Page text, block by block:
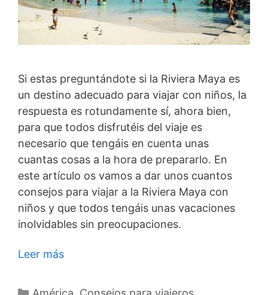
Si estas preguntándote si la Riviera Maya es
un destino adecuado para viajar con niños, la
respuesta es rotundamente sí, ahora bien,
para que todos disfrutéis del viaje es
necesario que tengáis en cuenta unas
cuantas cosas a la hora de prepararlo. En
este artículo os vamos a dar unos cuantos
consejos para viajar a la Riviera Maya con
niños y que todos tengáis unas vacaciones
inolvidables sin preocupaciones.
Leer más
Categorías